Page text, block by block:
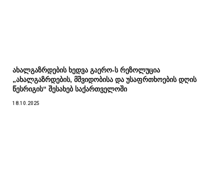
ახალგაზრდების ხედვა გაერო-ს რეზოლუცია
„ახალგაზრდების, მშვიდობისა და უსაფრთხოების დღის
წესრიგის“ შესახებ საქართველოში
18.10.2025